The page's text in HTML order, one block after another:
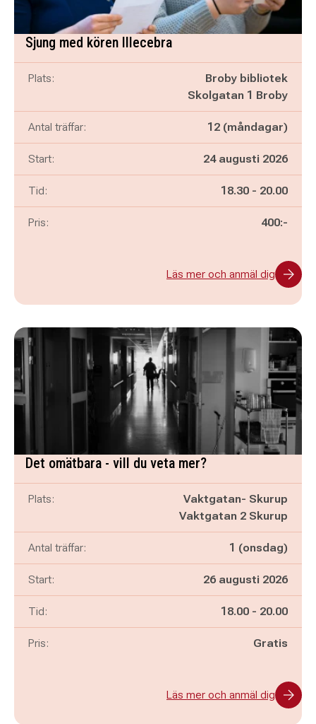
Sjung med kören Illecebra
Plats:
Broby bibliotek
Skolgatan 1 Broby
Antal träffar: 12 (måndagar)
Start: 24 augusti 2026
Tid: Pågår mellan
18.30 - och
20.00
Pris: 400:-
Läs mer och anmäl dig
Det omätbara - vill du veta mer?
Plats:
Vaktgatan- Skurup
Vaktgatan 2 Skurup
Antal träffar: 1 (onsdag)
Start: 26 augusti 2026
Tid: Pågår mellan
18.00 - och
20.00
Pris: Gratis
Läs mer och anmäl dig